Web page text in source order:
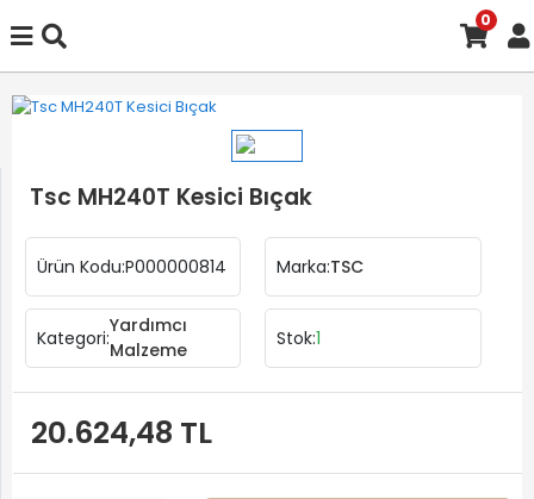
0
Tsc MH240T Kesici Bıçak
Ürün Kodu:P000000814 Marka:TSC
Kategori:
Yardımcı
Malzeme
Stok:1
20.624,48 TL